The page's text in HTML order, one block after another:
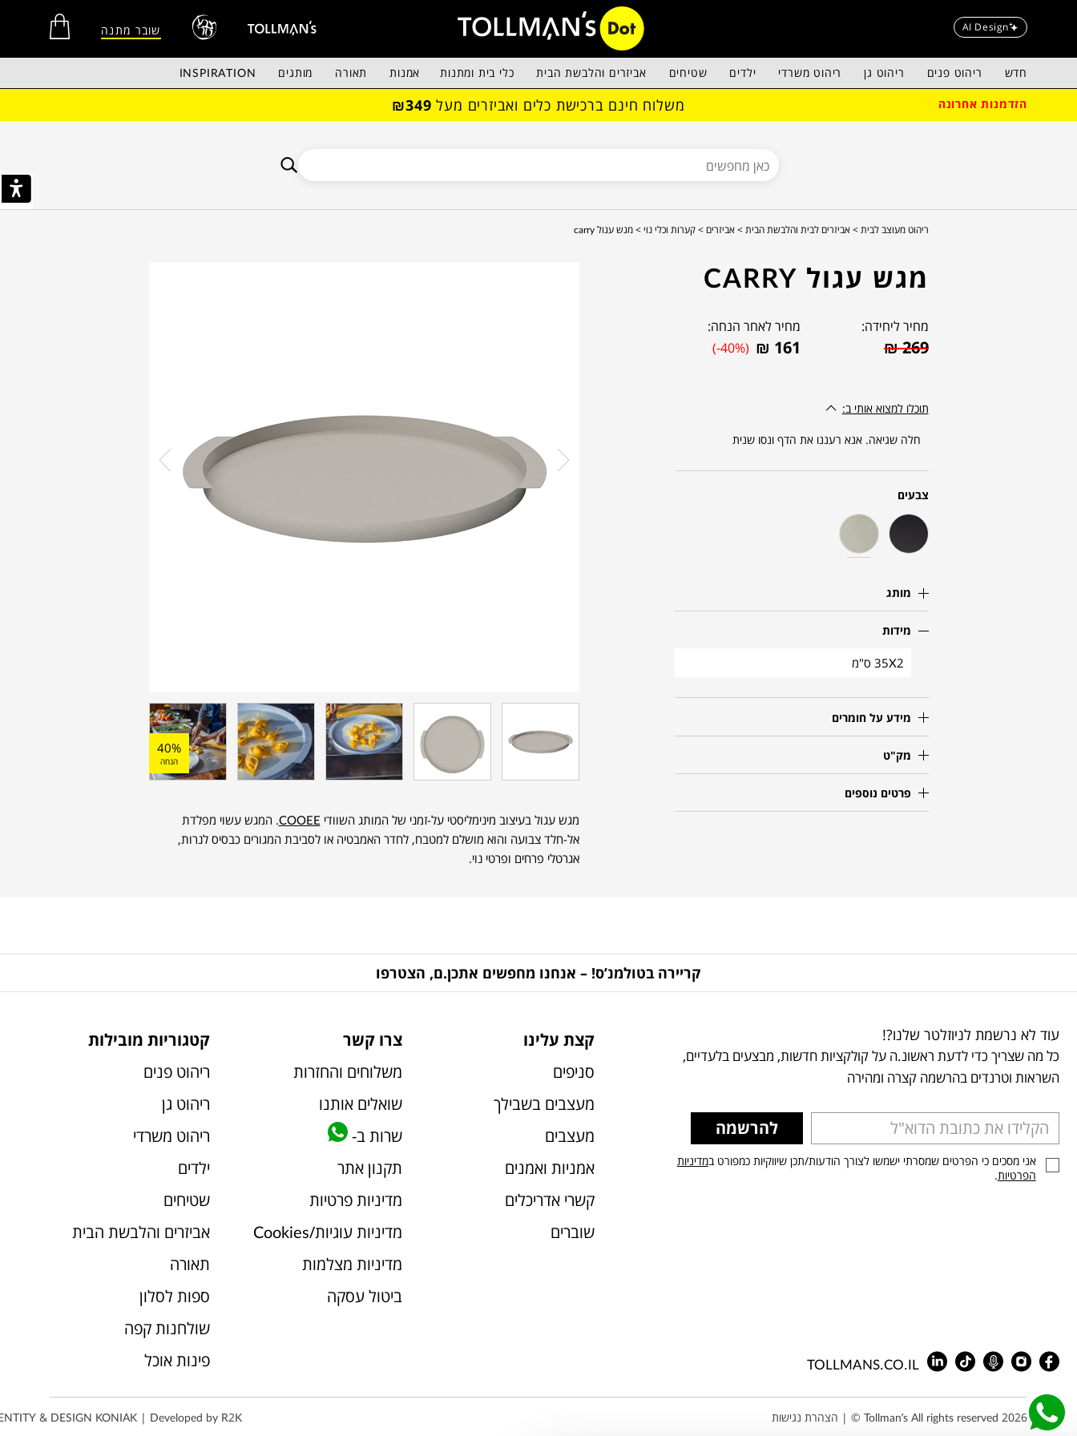
AI Design שובר מתנה
חדש ריהוט פנים ריהוט גן ריהוט משרדי ילדים שטיחים אביזרים והלבשת הבית כלי בית ומתנות אמנות תאורה מותגים INSPIRATION
הזדמנות אחרונה משלוח חינם ברכישת כלים ואביזרים מעל ₪349
ריהוט מעוצב לבית > אביזרים לבית והלבשת הבית > אביזרים > קערות וכלי נוי > מגש עגול carry
מגש עגול CARRY
מחיר ליחידה:
₪269
מחיר לאחר הנחה:
₪ 161
(-40%)
תוכלו למצוא אותי ב:
חלה שגיאה. אנא רעננו את הדף ונסו שנית
צבעים
מותג
מידות
35X2 ס"מ
מידע על חומרים
מק"ט
פרטים נוספים
40%
הנחה
מגש עגול בעיצוב מינימליסטי על-זמני של המותג השוודי COOEE. המגש עשוי מפלדת
אל-חלד צבועה והוא מושלם למטבח, לחדר האמבטיה או לסביבת המגורים כבסיס לנרות,
אגרטלי פרחים ופרטי נוי.
קריירה בטולמנ’ס! – אנחנו מחפשים אתכן.ם, הצטרפו
עוד לא נרשמת לניוזלטר שלנו?!
כל מה שצריך כדי לדעת ראשונ.ה על קולקציות חדשות, מבצעים בלעדיים,
השראות וטרנדים בהרשמה קצרה ומהירה
להרשמה
אני מסכים כי הפרטים שמסרתי ישמשו לצורך הודעות/תכן שיווקיות כמפורט במדיניות
הפרטיות.
TOLLMANS.CO.IL
קצת עלינו
סניפים
מעצבים בשבילך
מעצבים
אמניות ואמנים
קשרי אדריכלים
שוברים
צרו קשר
משלוחים והחזרות
שואלים אותנו
שרות ב-
תקנון אתר
מדיניות פרטיות
מדיניות עוגיות/Cookies
מדיניות מצלמות
ביטול עסקה
קטגוריות מובילות
ריהוט פנים
ריהוט גן
ריהוט משרדי
ילדים
שטיחים
אביזרים והלבשת הבית
תאורה
ספות לסלון
שולחנות קפה
פינות אוכל
Tollman’s All rights reserved 2026 © | הצהרת נגישות & DESIGN KONIAK | Developed by R2K